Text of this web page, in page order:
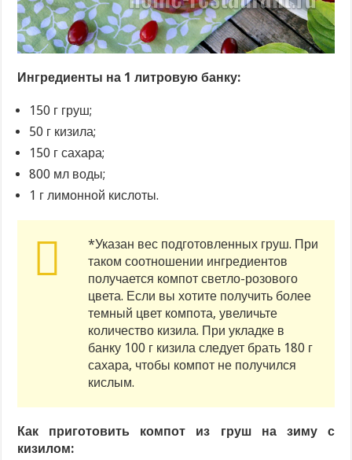
Ингредиенты на 1 литровую банку:
150 г груш;
50 г кизила;
150 г сахара;
800 мл воды;
1 г лимонной кислоты.
*Указан вес подготовленных груш. При
таком соотношении ингредиентов
получается компот светло-розового
цвета. Если вы хотите получить более
темный цвет компота, увеличьте
количество кизила. При укладке в
банку 100 г кизила следует брать 180 г
сахара, чтобы компот не получился
кислым.
Как приготовить компот из груш на зиму с
кизилом: